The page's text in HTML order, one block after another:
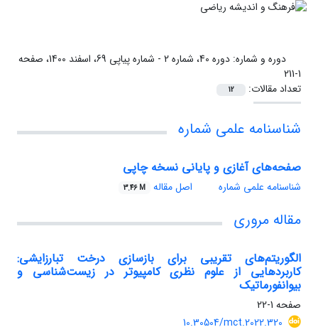
دوره و شماره:
دوره 40، شماره 2 - شماره پیاپی 69، اسفند 1400، صفحه
1-211
تعداد مقالات:
12
شناسنامه علمی شماره
صفحه‌های آغازی و پایانی نسخه چاپی
شناسنامه علمی شماره اصل مقاله 3.46 M
مقاله مروری
الگوریتم‌های تقریبی برای بازسازی درخت تبارزایشی:
کاربردهایی از علوم نظری کامپیوتر در زیست‌شناسی و
بیوانفورماتیک
صفحه 1-22
10.30504/mct.2022.320